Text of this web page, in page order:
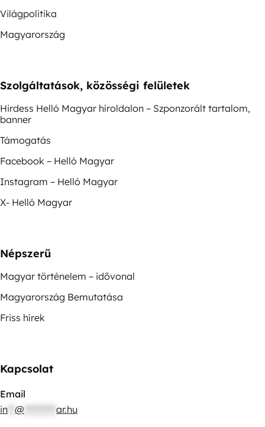
Világpolitika
Magyarország
Szolgáltatások, közösségi felületek
Hirdess Helló Magyar híroldalon – Szponzorált tartalom,
banner
Támogatás
Facebook – Helló Magyar
Instagram – Helló Magyar
X- Helló Magyar
Népszerű
Magyar történelem – idővonal
Magyarország Bemutatása
Friss hírek
Kapcsolat
Email
in @ ar.hu